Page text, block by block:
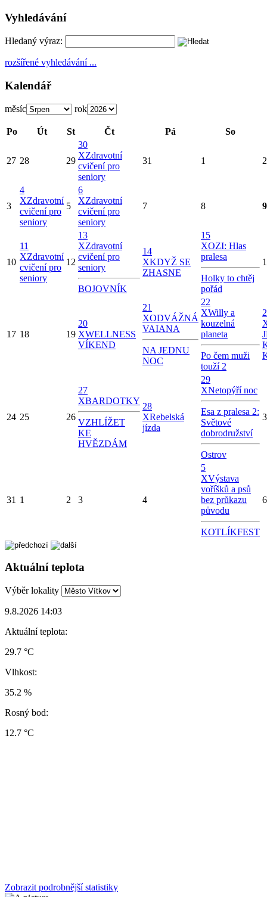
Vyhledávání
Hledaný výraz:
rozšířené vyhledávání ...
Kalendář
měsíc rok
Po Út St Čt Pá So
27 28 29
30
XZdravotní
cvičení pro
seniory
31 1 2
3
4
XZdravotní
cvičení pro
seniory
5
6
XZdravotní
cvičení pro
seniory
7 8 9
10
11
XZdravotní
cvičení pro
seniory
12
13
XZdravotní
cvičení pro
seniory
BOJOVNÍK
14
XKDYŽ SE
ZHASNE
15
XOZI: Hlas
pralesa
Holky to chtěj
pořád
17 18 19
20
XWELLNESS
VÍKEND
21
XODVÁŽNÁ
VAIANA
NA JEDNU
NOC
22
XWilly a
kouzelná
planeta
Po čem muži
touží 2
24 25 26
27
XBARDOTKY
VZHLÍŽET
KE
HVĚZDÁM
28
XRebelská
jízda
29
XNetopýří noc
Esa z pralesa 2:
Světové
dobrodružství
Ostrov
31 1 2 3 4
5
XVýstava
voříšků a psů
bez průkazu
původu
KOTLÍKFEST
6
Aktuální teplota
Výběr lokality
9.8.2026 14:03
Aktuální teplota:
29.7 °C
Vlhkost:
35.2 %
Rosný bod:
12.7 °C
Zobrazit podrobnější statistiky